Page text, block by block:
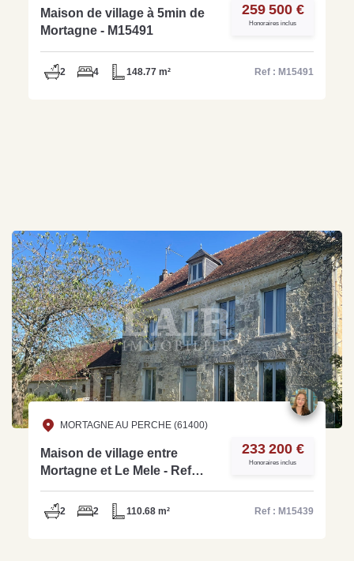
Maison de village à 5min de
Mortagne - M15491
259 500 €
Honoraires inclus
2 4 148.77 m² Ref : M15491
MORTAGNE AU PERCHE (61400)
Maison de village entre
Mortagne et Le Mele - Ref
M15439
233 200 €
Honoraires inclus
2 2 110.68 m² Ref : M15439